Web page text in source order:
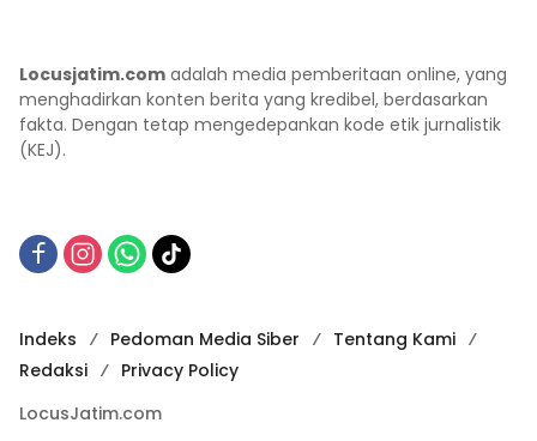
Locusjatim.com adalah media pemberitaan online, yang
menghadirkan konten berita yang kredibel, berdasarkan
fakta. Dengan tetap mengedepankan kode etik jurnalistik
(KEJ).
Indeks Pedoman Media Siber
Tentang Kami
Redaksi
Privacy Policy
LocusJatim.com